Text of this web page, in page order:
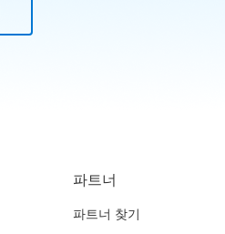
파트너
파트너 찾기